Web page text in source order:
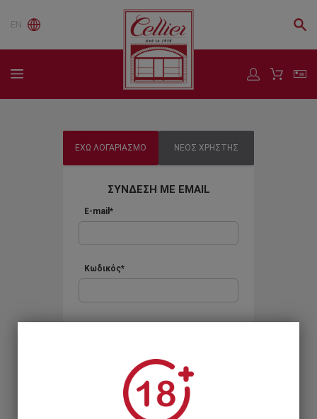
EN
ΕΧΩ ΛΟΓΑΡΙΑΣΜΟ ΝΕΟΣ ΧΡΗΣΤΗΣ
ΣΥΝΔΕΣΗ ΜΕ EMAIL
E-mail*
Κωδικός*
Ξεχάσατε τον κωδικό;
Ή